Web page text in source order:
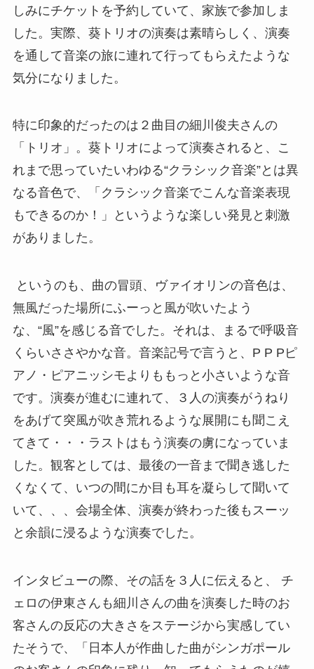
しみにチケットを予約していて、家族で参加しま
した。実際、葵トリオの演奏は素晴らしく、演奏
を通して音楽の旅に連れて行ってもらえたような
気分になりました。
特に印象的だったのは２曲目の細川俊夫さんの
「トリオ」。葵トリオによって演奏されると、こ
れまで思っていたいわゆる“クラシック音楽”とは異
なる音色で、「クラシック音楽でこんな音楽表現
もできるのか！」というような楽しい発見と刺激
がありました。
というのも、曲の冒頭、ヴァイオリンの音色は、
無風だった場所にふーっと風が吹いたよう
な、“風”を感じる音でした。それは、まるで呼吸音
くらいささやかな音。音楽記号で言うと、 P P P ピ
アノ・ピアニッシモよりももっと小さいような音
です。演奏が進むに連れて、３人の演奏がうねり
をあげて突風が吹き荒れるような展開にも聞こえ
てきて・・・ラストはもう演奏の虜になっていま
した。観客としては、最後の一音まで聞き逃した
くなくて、いつの間にか目も耳を凝らして聞いて
いて、、、会場全体、演奏が終わった後もスーッ
と余韻に浸るような演奏でした。
インタビューの際、その話を３人に伝えると、 チ
ェロの伊東さんも細川さんの曲を演奏した時のお
客さんの反応の大きさをステージから実感してい
たそうで、「日本人が作曲した曲がシンガポール